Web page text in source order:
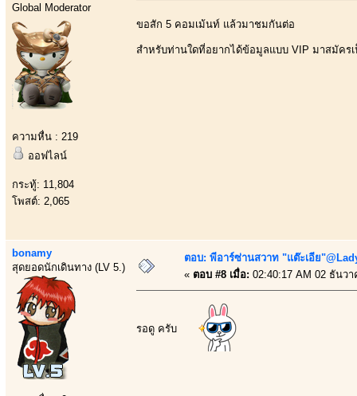
Global Moderator
ความหื่น : 219
ออฟไลน์
กระทู้: 11,804
โพสต์: 2,065
ขอสัก 5 คอมเม้นท์ แล้วมาชมกันต่อ
สำหรับท่านใดที่อยากได้ข้อมูลแบบ VIP มาสมัคร
bonamy
สุดยอดนักเดินทาง (LV 5.)
ตอบ: พีอาร์ซ่านสวาท "แต๊ะเอีย
« ตอบ #8 เมื่อ: 02:40:17 AM 02 ธันว
รอดู ครับ